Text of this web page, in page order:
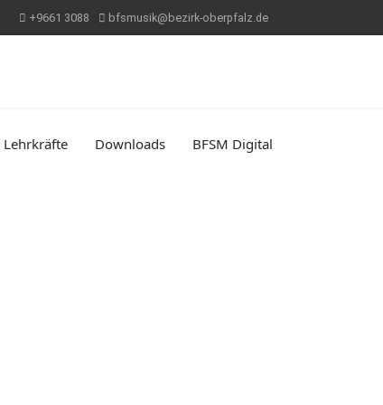
+9661 3088 bfsmusik@bezirk-oberpfalz.de
Lehrkräfte Downloads BFSM Digital